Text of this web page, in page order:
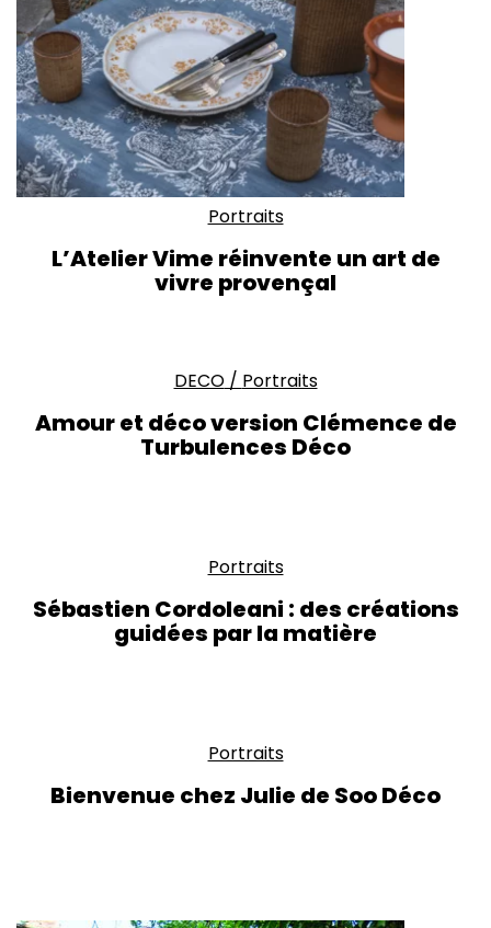
Portraits
L’Atelier Vime réinvente un art de
vivre provençal
DECO/ Portraits
Amour et déco version Clémence de
Turbulences Déco
Portraits
Sébastien Cordoleani : des créations
guidées par la matière
Portraits
Bienvenue chez Julie de Soo Déco